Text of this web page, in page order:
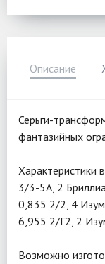
Описание
Серьги-
фантазийных
Характеристики
3/3-5А, 2
0,835 2/2, 4
6,955 2/Г2, 2
Возможно